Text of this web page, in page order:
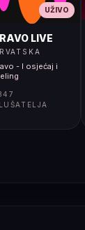
UŽIVO
LIVE
- I osjećaj i